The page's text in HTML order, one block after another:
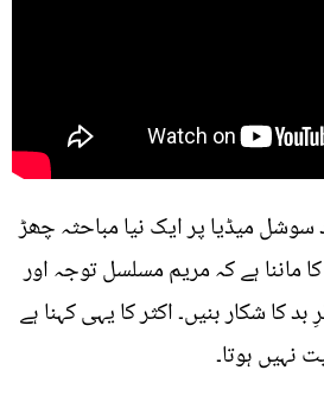
سوشل میڈیا پر ایک نیا مباحثہ چھڑ
ماننا ہے کہ مریم مسلسل توجہ اور
کا شکار بنیں۔ اکثر کا یہی کہنا ہے
نہیں ہوتا۔